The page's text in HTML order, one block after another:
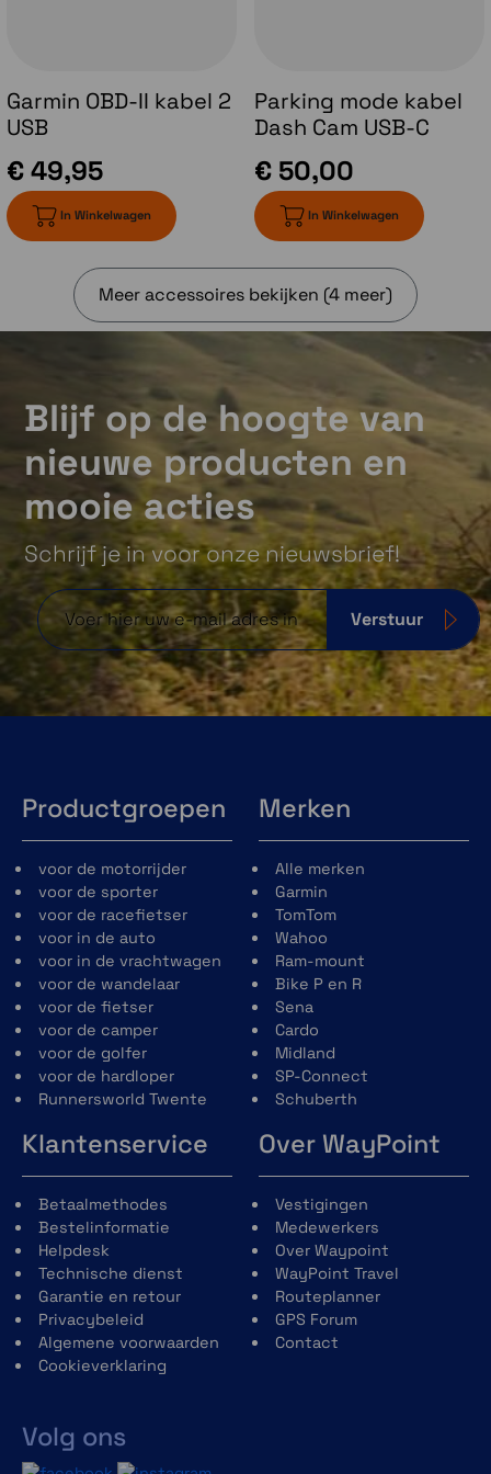
Zie belangrijke details duidelijker en
verminder schittering op de voorruit dankzij
de ingebouwde Garmin Clarity polarisator.
Video's maken en delen
Met de Vault kun je jouw belangrijke video's
eenvoudig en veilig delen. Met een betaald
Vault abonnement en Wi-Fi®-verbinding zijn
opgeslagen videoclips toegankelijk via de
Garmin Drive app op je compatibele
smartphone.
Spraakbesturing
Houd je handen aan het stuur en instrueer de
camera met spraakopdrachten om
videobeelden op te slaan en audio-opnamen
te starten en te stoppen. Deze functie is
Zonder ingebouwde Garmin Clarity polarisator
Met ingebouwde Garmin Clarity polarisator
Parkeerbewaking
Ontvang een smartphone-waarschuwing
wanneer je dash cam een ongeval met je
WiFi verbinding en constante voeding
nodig. Sommige voertuigen vereisen het
Garmin OBD-II kabel 2
USB
€ 49,95
In Winkelwagen
Parking mode kabel
Dash Cam USB-C
€ 50,00
In Winkelwagen
Meer accessoires bekijken (4 meer)
Blijf op de hoogte van
nieuwe producten en
mooie acties
Schrijf je in voor onze nieuwsbrief!
Verstuur
Productgroepen
voor de motorrijder
voor de sporter
voor de racefietser
voor in de auto
voor in de vrachtwagen
voor de wandelaar
voor de fietser
voor de camper
voor de golfer
voor de hardloper
Runnersworld Twente
Merken
Alle merken
Garmin
TomTom
Wahoo
Ram-mount
Bike P en R
Sena
Cardo
Midland
SP-Connect
Schuberth
Klantenservice
Betaalmethodes
Bestelinformatie
Helpdesk
Technische dienst
Garantie en retour
Privacybeleid
Algemene voorwaarden
Cookieverklaring
Volg ons
Over WayPoint
Vestigingen
Medewerkers
Over Waypoint
WayPoint Travel
Routeplanner
GPS Forum
Contact